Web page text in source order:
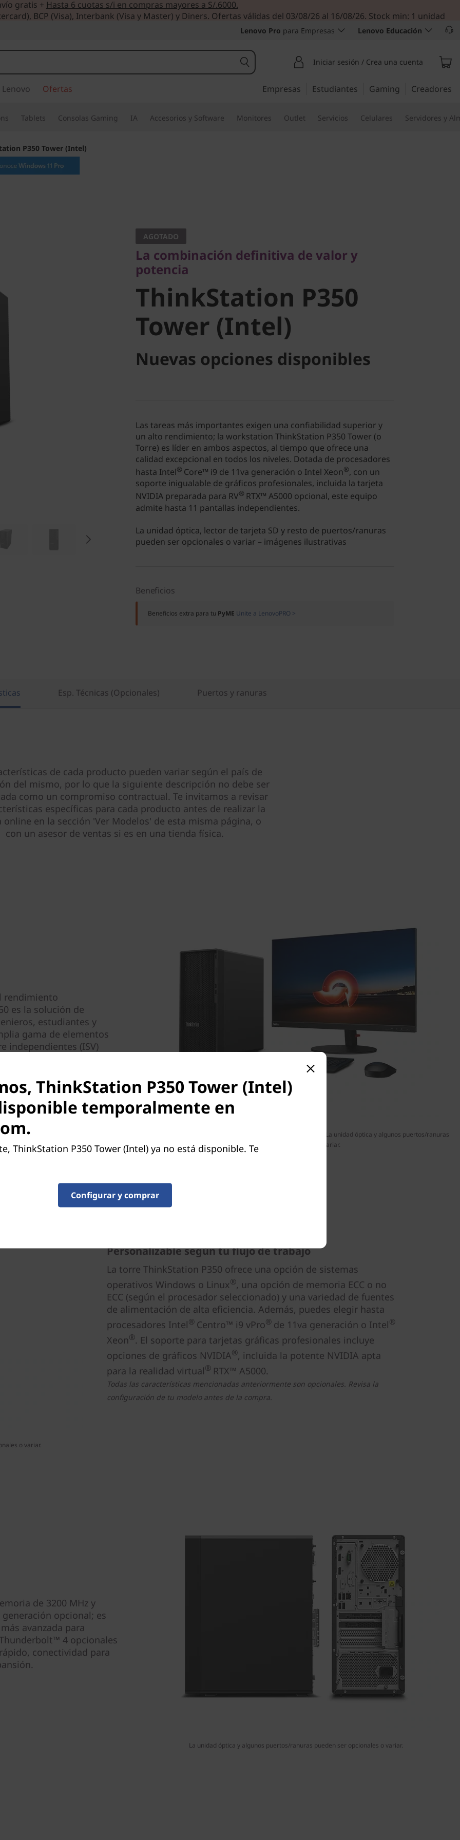
gratis + Hasta 6 cuotas s/i en compras mayores a S/.6000.
BCP (Visa), Interbank (Visa y Master) y Diners. Ofertas válidas del 03/08/26 al 16/08/26. Stock min: 1 unidad
Lenovo Pro para Empresas Lenovo Educación
Iniciar sesión / Crea una cuenta
Ofertas Empresas Estudiantes Gaming Creadores
Tablets Consolas Gaming IA Accesorios y Software Monitores Outlet Servicios Celulares Servidores y
P350 Tower (Intel)
potencia
ThinkStation P350
Tower (Intel)
AGOTADO
La combinación definitiva de valor y
potencia
ThinkStation P350
Tower (Intel)
Nuevas opciones disponibles
Las tareas más importantes exigen una confiabilidad superior y
un alto rendimiento; la workstation ThinkStation P350 Tower (o
Torre) es líder en ambos aspectos, al tiempo que ofrece una
calidad excepcional en todos los niveles. Dotada de procesadores
hasta Intel® Core™ i9 de 11va generación o Intel Xeon®, con un
soporte inigualable de gráficos profesionales, incluida la tarjeta
NVIDIA preparada para RV® RTX™ A5000 opcional, este equipo
admite hasta 11 pantallas independientes.
La unidad óptica, lector de tarjeta SD y resto de puertos/ranuras
pueden ser opcionales o variar – imágenes ilustrativas
Beneficios
Beneficios extra para tu PyME Unite a LenovoPRO >
Esp. Técnicas (Opcionales) Puertos y ranuras
de cada producto pueden variar según el país de
del mismo, por lo que la siguiente descripción no debe ser
como un compromiso contractual. Te invitamos a revisar
específicas para cada producto antes de realizar la
online en la sección 'Ver Modelos' de esta misma página, o
con un asesor de ventas si es en una tienda física.
El monitor, teclado y mouse son opcionales y no están incluidos. La unidad óptica y algunos puertos/ranuras
pueden ser opcionales o variar.
rendimiento
es la solución de
estudiantes y
gama de elementos
independientes (ISV)
técnicas).
o variar.
Personalizable según tu flujo de trabajo
La torre ThinkStation P350 ofrece una opción de sistemas
operativos Windows o Linux®, una opción de memoria ECC o no
ECC (según el procesador seleccionado) y una variedad de fuentes
de alimentación de alta eficiencia. Además, puedes elegir hasta
procesadores Intel® Centro™ i9 vPro® de 11va generación o Intel®
Xeon®. El soporte para tarjetas gráficas profesionales incluye
opciones de gráficos NVIDIA®, incluida la potente NVIDIA apta
para la realidad virtual® RTX™ A5000.
Todas las características mencionadas anteriormente son opcionales. Revisa la
configuración de tu modelo antes de la compra.
La unidad óptica y algunos puertos/ranuras pueden ser opcionales o variar.
de 3200 MHz y
opcional; es
avanzada para
4 opcionales
conectividad para
ThinkStation P350 Tower (Intel)
temporalmente en
ThinkStation P350 Tower (Intel) ya no está disponible. Te
Configurar y comprar